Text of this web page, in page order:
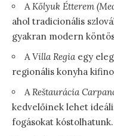
AKőlyuk Étterem
ahol tradicionális
gyakran modern
AVilla Regia egy
regionális konyha
AReštaurácia
kedvelőinek lehet
fogásokat kóstolhatunk.